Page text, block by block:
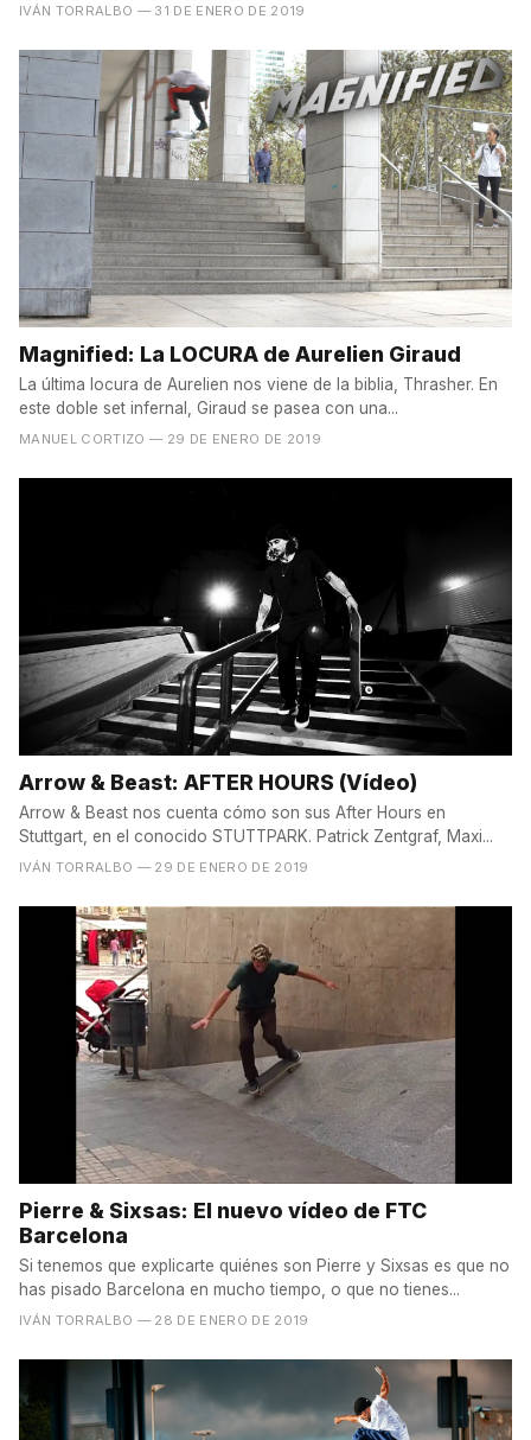
IVÁN TORRALBO — 31 DE ENERO DE 2019
Magnified: La LOCURA de Aurelien Giraud
La última locura de Aurelien nos viene de la biblia, Thrasher. En
este doble set infernal, Giraud se pasea con una...
MANUEL CORTIZO — 29 DE ENERO DE 2019
Arrow & Beast: AFTER HOURS (Vídeo)
Arrow & Beast nos cuenta cómo son sus After Hours en
Stuttgart, en el conocido STUTTPARK. Patrick Zentgraf, Maxi...
IVÁN TORRALBO — 29 DE ENERO DE 2019
Pierre & Sixsas: El nuevo vídeo de FTC
Barcelona
Si tenemos que explicarte quiénes son Pierre y Sixsas es que no
has pisado Barcelona en mucho tiempo, o que no tienes...
IVÁN TORRALBO — 28 DE ENERO DE 2019